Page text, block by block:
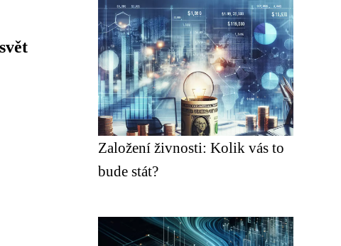
Založení živnosti: Kolik vás to
bude stát?